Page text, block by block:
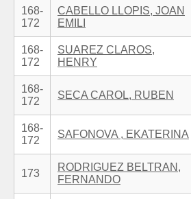
168-
172
CABELLO LLOPIS, JOAN
EMILI
168-
172
SUAREZ CLAROS,
HENRY
168-
172
SECA CAROL, RUBEN
168-
172
SAFONOVA , EKATERINA
173
RODRIGUEZ BELTRAN,
FERNANDO